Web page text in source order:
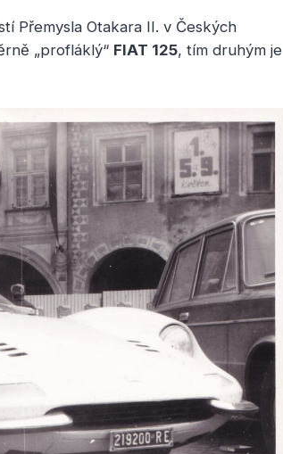
Přemysla Otakara II. v Českých
„profláklý“ FIAT 125, tím druhým je